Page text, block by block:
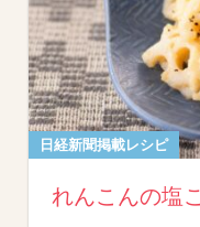
日経新聞掲載レシピ
れんこんの塩